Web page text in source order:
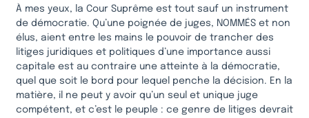
À mes yeux, la Cour Suprême est tout sauf un instrument
de démocratie. Qu’une poignée de juges, NOMMÉS et non
élus, aient entre les mains le pouvoir de trancher des
litiges juridiques et politiques d’une importance aussi
capitale est au contraire une atteinte à la démocratie,
quel que soit le bord pour lequel penche la décision. En la
matière, il ne peut y avoir qu’un seul et unique juge
compétent, et c’est le peuple : ce genre de litiges devrait